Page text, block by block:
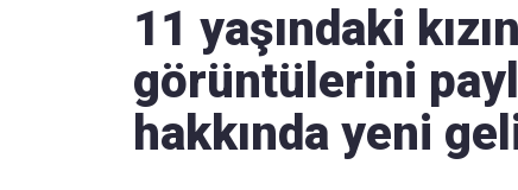
11 yaşındaki
görüntülerini
hakkında yeni